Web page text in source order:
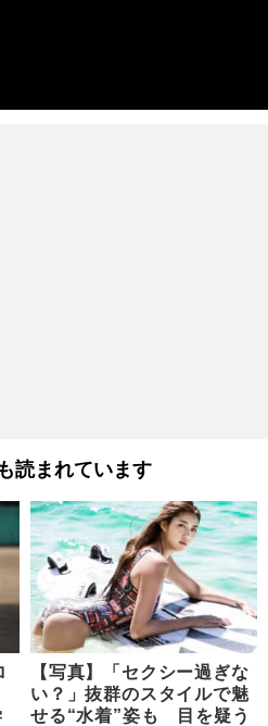
読まれています
【写真】「セクシー過ぎな
い？」抜群のスタイルで魅
せる“水着”姿も 目を疑う